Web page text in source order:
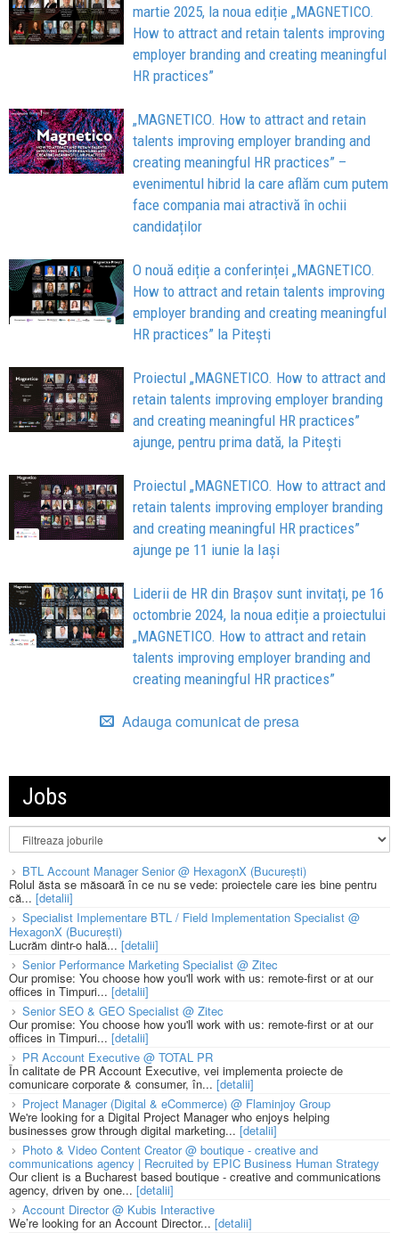
martie 2025, la noua ediție „MAGNETICO.
How to attract and retain talents improving
employer branding and creating meaningful
HR practices”
„MAGNETICO. How to attract and retain
talents improving employer branding and
creating meaningful HR practices” –
evenimentul hibrid la care aflăm cum putem
face compania mai atractivă în ochii
candidaților
O nouă ediție a conferinței „MAGNETICO.
How to attract and retain talents improving
employer branding and creating meaningful
HR practices” la Pitești
Proiectul „MAGNETICO. How to attract and
retain talents improving employer branding
and creating meaningful HR practices”
ajunge, pentru prima dată, la Pitești
Proiectul „MAGNETICO. How to attract and
retain talents improving employer branding
and creating meaningful HR practices”
ajunge pe 11 iunie la Iași
Liderii de HR din Brașov sunt invitați, pe 16
octombrie 2024, la noua ediție a proiectului
„MAGNETICO. How to attract and retain
talents improving employer branding and
creating meaningful HR practices”
Adauga comunicat de presa
Jobs
BTL Account Manager Senior @ HexagonX (București)
Rolul ăsta se măsoară în ce nu se vede: proiectele care ies bine pentru
că... [detalii]
Specialist Implementare BTL / Field Implementation Specialist @
HexagonX (București)
Lucrăm dintr-o hală...[detalii]
Senior Performance Marketing Specialist @ Zitec
Our promise: You choose how you'll work with us: remote-first or at our
offices in Timpuri... [detalii]
Senior SEO & GEO Specialist @ Zitec
Our promise: You choose how you'll work with us: remote-first or at our
offices in Timpuri... [detalii]
PR Account Executive @ TOTAL PR
În calitate de PR Account Executive, vei implementa proiecte de
comunicare corporate & consumer, în... [detalii]
Project Manager (Digital & eCommerce) @ Flaminjoy Group
We're looking for a Digital Project Manager who enjoys helping
businesses grow through digital marketing... [detalii]
Photo & Video Content Creator @ boutique - creative and
communications agency | Recruited by EPIC Business Human Strategy
Our client is a Bucharest based boutique - creative and communications
agency, driven by one... [detalii]
Account Director @ Kubis Interactive
We’re looking for an Account Director... [detalii]